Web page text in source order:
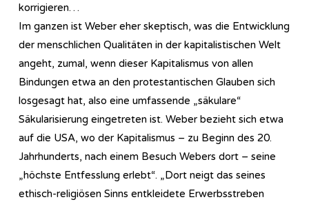
korrigieren…
Im ganzen ist Weber eher skeptisch, was die Entwicklung
der menschlichen Qualitäten in der kapitalistischen Welt
angeht, zumal, wenn dieser Kapitalismus von allen
Bindungen etwa an den protestantischen Glauben sich
losgesagt hat, also eine umfassende „säkulare“
Säkularisierung eingetreten ist. Weber bezieht sich etwa
auf die USA, wo der Kapitalismus – zu Beginn des 20.
Jahrhunderts, nach einem Besuch Webers dort – seine
„höchste Entfesslung erlebt“. „Dort neigt das seines
ethisch-religiösen Sinns entkleidete Erwerbsstreben